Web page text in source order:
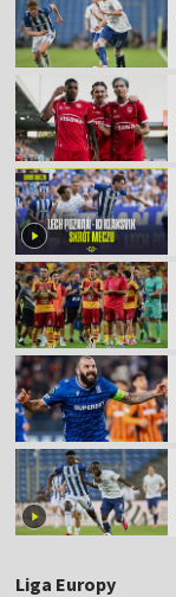
Liga Europy